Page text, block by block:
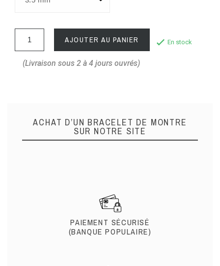
AJOUTER AU PANIER En stock
(Livraison sous 2 à 4 jours ouvrés)
ACHAT D’UN BRACELET DE MONTRE
SUR NOTRE SITE
PAIEMENT SÉCURISÉ
(BANQUE POPULAIRE)